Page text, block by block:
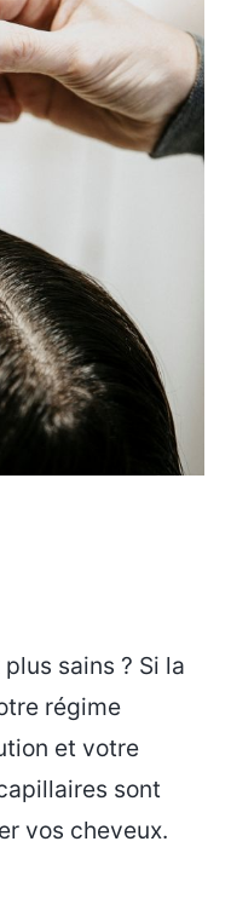
sains ? Si la
régime
et votre
sont
vos cheveux.